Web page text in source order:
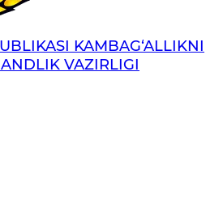
KAMBAG‘ALLIKNI
VAZIRLIGI